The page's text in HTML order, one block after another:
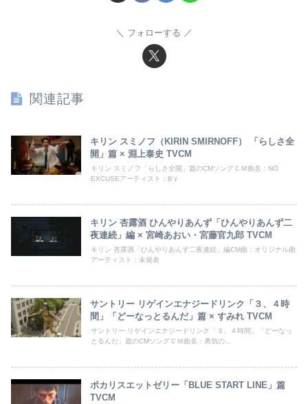
フォローする
関連記事
キリン スミノフ（KIRIN SMIRNOFF） 「らしさ全
開」篇 × 淵上泰史 TVCM
キリン スミノフ「らしさ全開」篇のCMソングＣＭ曲名：NO
EXCUSEアーティスト：B'z
キリン 杏露酒 ひんやりあんず「ひんやりあんず二
夜連続」編 × 宮崎あおい・宮藤官九郎 TVCM
キリン 杏露酒「ひんやりあんず二夜連続」編CM曲：オリジナル曲
アーティスト：未発表
サントリー リゲインエナジードリンク「３、４時
間」「どーなっとるんだ」篇 × すみれ TVCM
サントリー リゲインエナジードリンク「３、４時間」「どーなっ
とるんだ」篇のCMソングＣＭ曲名：勇気の...
ポカリスエットゼリー「BLUE START LINE」篇
TVCM